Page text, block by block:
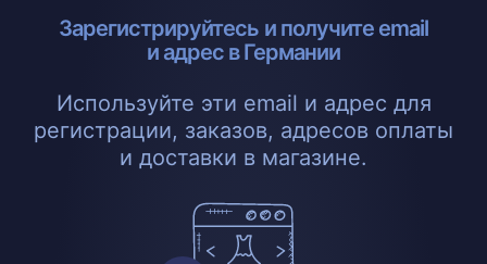
Зарегистрируйтесь и получите email
и адрес в Германии
Используйте эти email и адрес для
регистрации, заказов, адресов оплаты
и доставки в магазине.